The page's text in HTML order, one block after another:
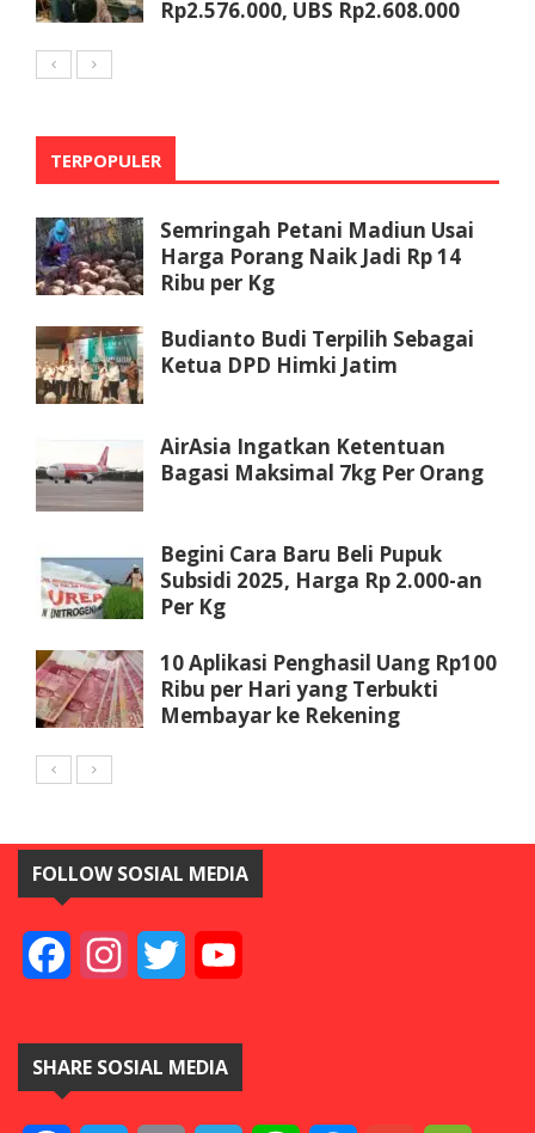
Rp2.576.000, UBS Rp2.608.000
TERPOPULER
Semringah Petani Madiun Usai
Harga Porang Naik Jadi Rp 14
Ribu per Kg
Budianto Budi Terpilih Sebagai
Ketua DPD Himki Jatim
AirAsia Ingatkan Ketentuan
Bagasi Maksimal 7kg Per Orang
Begini Cara Baru Beli Pupuk
Subsidi 2025, Harga Rp 2.000-an
Per Kg
10 Aplikasi Penghasil Uang Rp100
Ribu per Hari yang Terbukti
Membayar ke Rekening
FOLLOW SOSIAL MEDIA
FacebookInstagramTwitter
SHARE SOSIAL MEDIA